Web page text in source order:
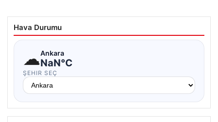
Hava Durumu
☁Ankara
NaN°C
ŞEHIR SEÇ